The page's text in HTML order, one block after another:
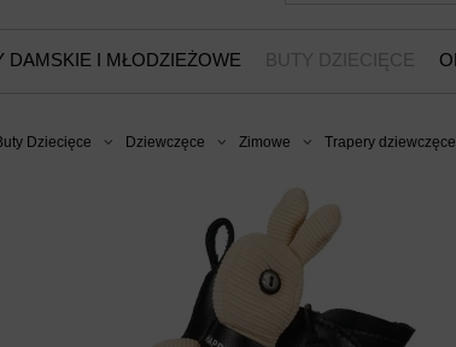
DAMSKIE I MŁODZIEŻOWE BUTY DZIECIĘCE
Dziecięce Dziewczęce Zimowe Trapery